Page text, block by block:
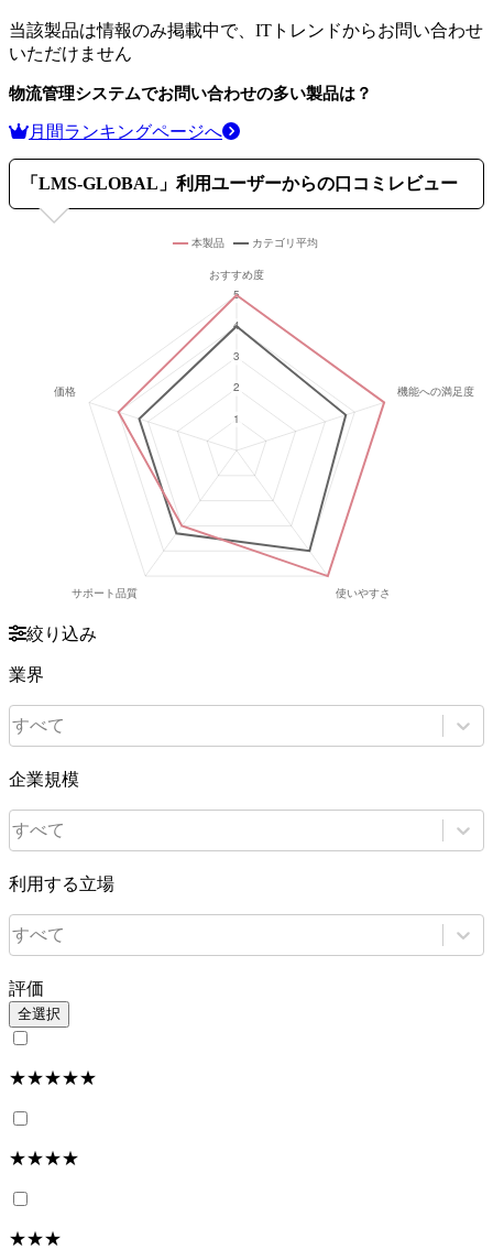
当該製品は情報のみ掲載中で、ITトレンドからお問い合わせ
いただけません
物流管理システムでお問い合わせの多い製品は？
月間ランキングページへ
「 LMS-GLOBAL 」利用ユーザーからの口コミレビュー
絞り込み
業界
すべて
企業規模
すべて
利用する立場
すべて
評価
全選択
★★★★★
★★★★
★★★